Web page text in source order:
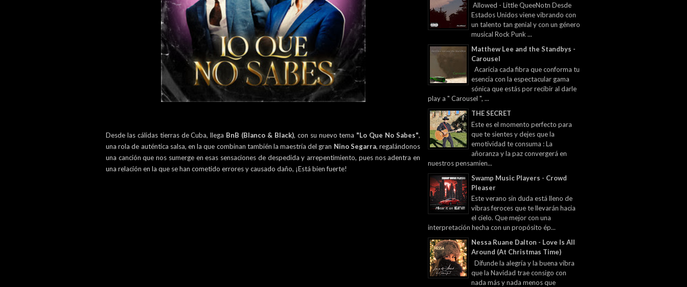
Desde las cálidas tierras de Cuba, llega BnB (Blanco & Black), con su nuevo tema "Lo Que No Sabes",
una rola de auténtica salsa, en la que combinan también la maestría del gran Nino Segarra, regalándonos
una canción que nos sumerge en esas sensaciones de despedida y arrepentimiento, pues nos adentra en
una relación en la que se han cometido errores y causado daño, ¡Está bien fuerte!
Allowed - Little QueeNotn Desde
Estados Unidos viene vibrando con
un talento tan genial y con un género
musical Rock Punk ...
Matthew Lee and the Standbys -
Carousel
Acaricia cada fibra que conforma tu
esencia con la espectacular gama
sónica que estás por recibir al darle
play a " Carousel ", ...
THE SECRET
Este es el momento perfecto para
que te sientes y dejes que la
emotividad te consuma : La
añoranza y la paz convergerá en
nuestros pensamien...
Swamp Music Players - Crowd
Pleaser
Este verano sin duda está lleno de
vibras feroces que te llevarán hacia
el cielo. Que mejor con una
interpretación hecha con un propósito ép...
Nessa Ruane Dalton - Love Is All
Around (At Christmas Time)
Difunde la alegría y la buena vibra
que la Navidad trae consigo con
nada más y nada menos que